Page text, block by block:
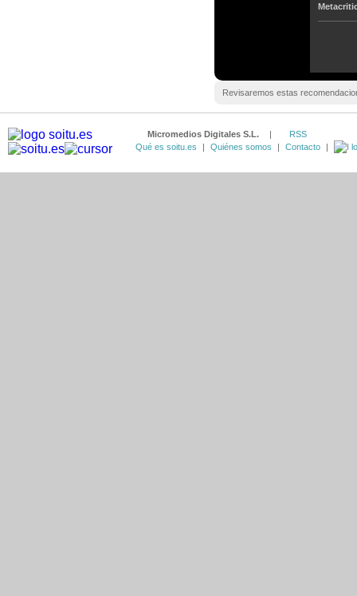
Revisaremos estas
Micromedios Digitales S.L. |
RSS
Qué es soitu.es
| Quiénes somos | Contacto |